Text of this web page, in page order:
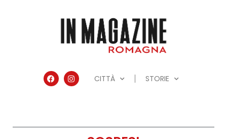
CITTÀ STORIE